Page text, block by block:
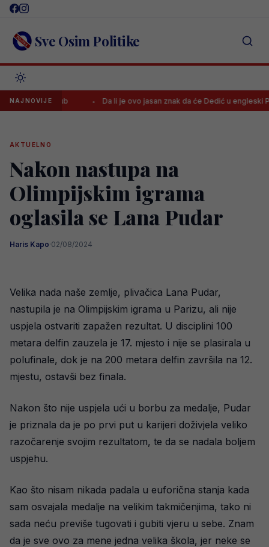
Skip
content Sve Osim Politike
NAJNOVIJE
novi klub Da li je ovo jasan znak da će Dedić u engleski
AKTUELNO
Nakon nastupa na
Olimpijskim igrama
oglasila se Lana Pudar
Haris Kapo·02/08/2024
Velika nada naše zemlje, plivačica Lana Pudar,
nastupila je na Olimpijskim igrama u Parizu, ali nije
uspjela ostvariti zapažen rezultat. U disciplini 100
metara delfin zauzela je 17. mjesto i nije se plasirala u
polufinale, dok je na 200 metara delfin završila na 12.
mjestu, ostavši bez finala.
Nakon što nije uspjela ući u borbu za medalje, Pudar
je priznala da je po prvi put u karijeri doživjela veliko
razočarenje svojim rezultatom, te da se nadala boljem
uspjehu.
Kao što nisam nikada padala u euforična stanja kada
sam osvajala medalje na velikim takmičenjima, tako ni
sada neću previše tugovati i gubiti vjeru u sebe. Znam
da je sve ovo za mene jedna velika škola, jer neke se